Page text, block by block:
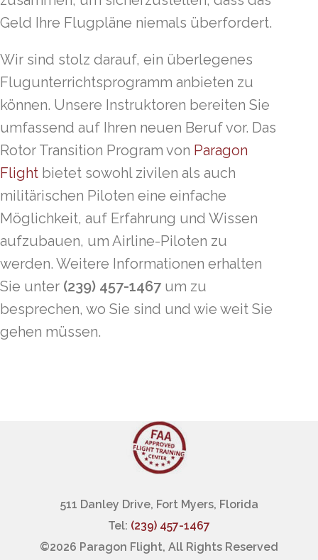
Geld Ihre Flugpläne niemals überfordert.
Wir sind stolz darauf, ein überlegenes
Flugunterrichtsprogramm anbieten zu
können. Unsere Instruktoren bereiten Sie
umfassend auf Ihren neuen Beruf vor. Das
Rotor Transition Program von Paragon
Flight bietet sowohl zivilen als auch
militärischen Piloten eine einfache
Möglichkeit, auf Erfahrung und Wissen
aufzubauen, um Airline-Piloten zu
werden. Weitere Informationen erhalten
Sie unter (239) 457-1467 um zu
besprechen, wo Sie sind und wie weit Sie
gehen müssen.
511 Danley Drive, Fort Myers, Florida
Tel: (239) 457-1467
©2026 Paragon Flight, All Rights Reserved